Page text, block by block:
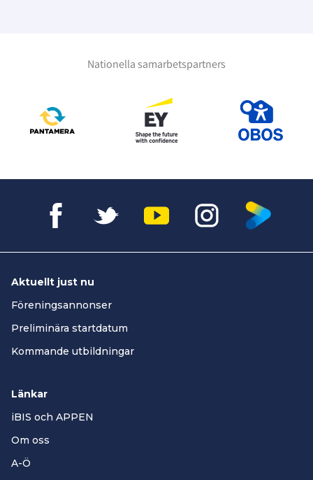
Nationella samarbetspartners
Aktuellt just nu
Föreningsannonser
Preliminära startdatum
Kommande utbildningar
Länkar
iBIS och APPEN
Om oss
A-Ö